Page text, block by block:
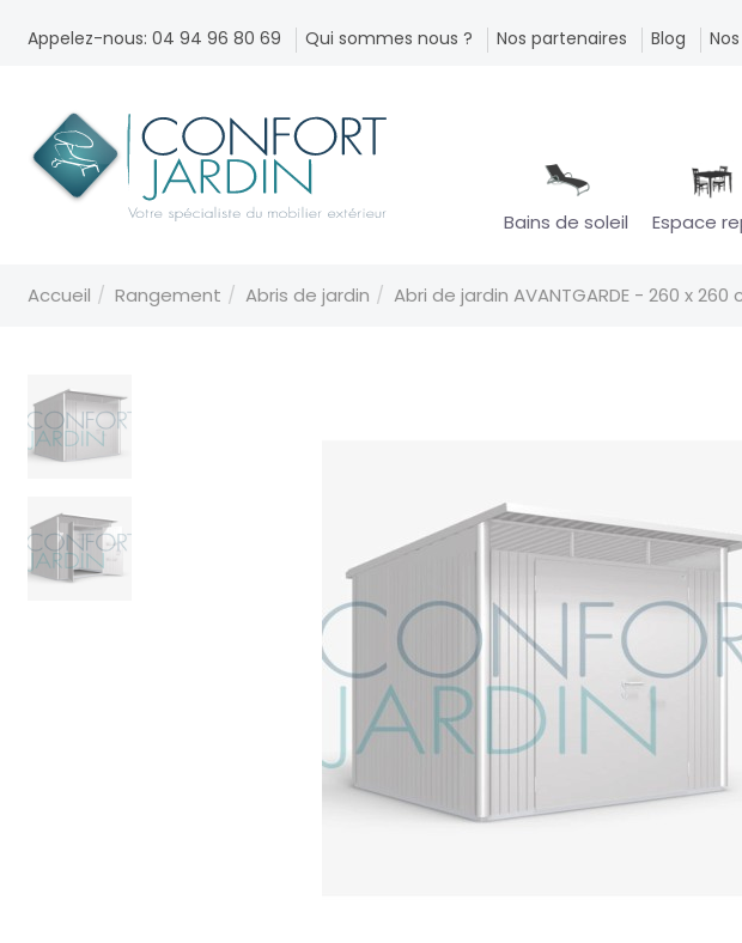
Appelez-nous: 04 94 96 80 69 Qui sommes nous ? Nos partenaires Blog
Bains de soleil Espace
Accueil Rangement Abris de jardin Abri de jardin AVANTGARDE - 260 x